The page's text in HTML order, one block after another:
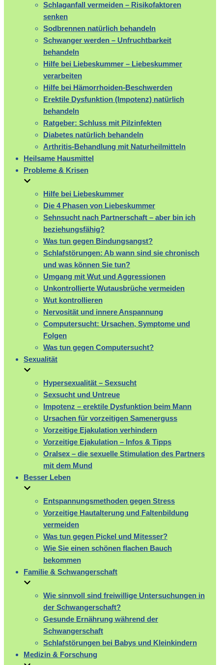
Schlaganfall vermeiden – Risikofaktoren
senken
Sodbrennen natürlich behandeln
Schwanger werden – Unfruchtbarkeit
behandeln
Hilfe bei Liebeskummer – Liebeskummer
verarbeiten
Hilfe bei Hämorrhoiden-Beschwerden
Erektile Dysfunktion (Impotenz) natürlich
behandeln
Ratgeber: Schluss mit Pilzinfekten
Diabetes natürlich behandeln
Arthritis-Behandlung mit Naturheilmitteln
Heilsame Hausmittel
Probleme & Krisen
Hilfe bei Liebeskummer
Die 4 Phasen von Liebeskummer
Sehnsucht nach Partnerschaft – aber bin ich
beziehungsfähig?
Was tun gegen Bindungsangst?
Schlafstörungen: Ab wann sind sie chronisch
und was können Sie tun?
Umgang mit Wut und Aggressionen
Unkontrollierte Wutausbrüche vermeiden
Wut kontrollieren
Nervosität und innere Anspannung
Computersucht: Ursachen, Symptome und
Folgen
Was tun gegen Computersucht?
Sexualität
Hypersexualität – Sexsucht
Sexsucht und Untreue
Impotenz – erektile Dysfunktion beim Mann
Ursachen für vorzeitigen Samenerguss
Vorzeitige Ejakulation verhindern
Vorzeitige Ejakulation – Infos & Tipps
Oralsex – die sexuelle Stimulation des Partners
mit dem Mund
Besser Leben
Entspannungsmethoden gegen Stress
Vorzeitige Hautalterung und Faltenbildung
vermeiden
Was tun gegen Pickel und Mitesser?
Wie Sie einen schönen flachen Bauch
bekommen
Familie & Schwangerschaft
Wie sinnvoll sind freiwillige Untersuchungen in
der Schwangerschaft?
Gesunde Ernährung während der
Schwangerschaft
Schlafstörungen bei Babys und Kleinkindern
Medizin & Forschung